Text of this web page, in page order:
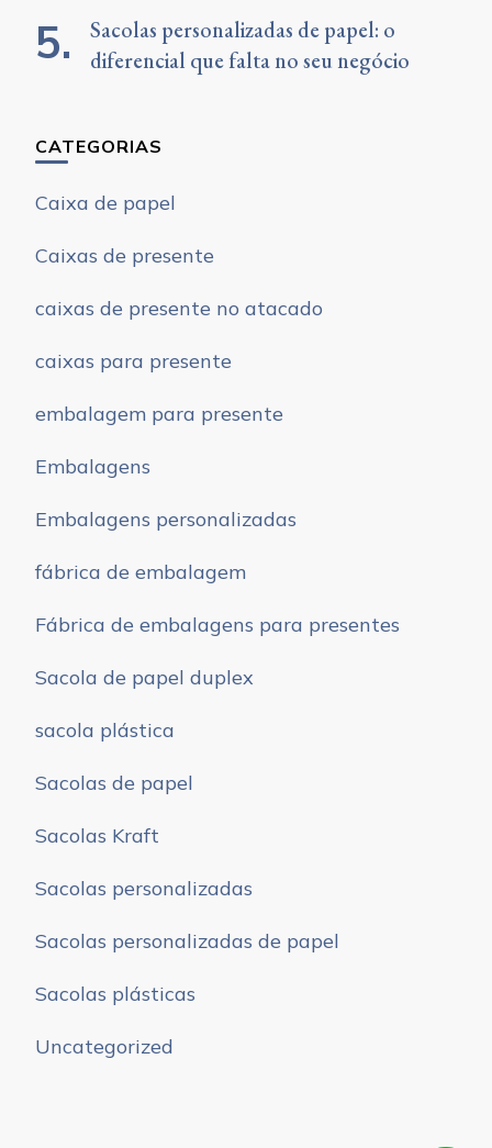
Sacolas personalizadas de papel: o
diferencial que falta no seu negócio
CATEGORIAS
Caixa de papel
Caixas de presente
caixas de presente no atacado
caixas para presente
embalagem para presente
Embalagens
Embalagens personalizadas
fábrica de embalagem
Fábrica de embalagens para presentes
Sacola de papel duplex
sacola plástica
Sacolas de papel
Sacolas Kraft
Sacolas personalizadas
Sacolas personalizadas de papel
Sacolas plásticas
Uncategorized